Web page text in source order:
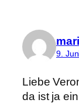
9.
Liebe
da ist ja